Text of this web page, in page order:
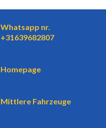
Whatsapp nr.
+31639682807
Homepage
Mittlere Fahrzeuge